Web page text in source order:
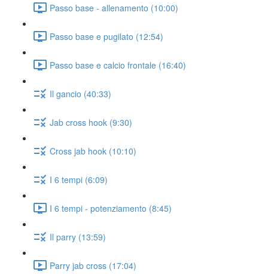
Passo base - allenamento (10:00)
Passo base e pugilato (12:54)
Passo base e calcio frontale (16:40)
Il gancio (40:33)
Jab cross hook (9:30)
Cross jab hook (10:10)
I 6 tempi (6:09)
I 6 tempi - potenziamento (8:45)
Il parry (13:59)
Parry jab cross (17:04)